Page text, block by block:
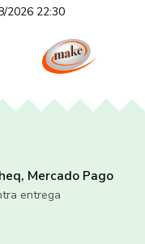
2026 22:30
Mercado Pago
entrega